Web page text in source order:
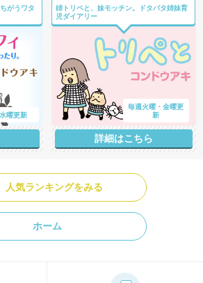
がうワタ
曜更新
姉トリペと、妹モッチン。ドタバタ姉妹育
児ダイアリー
毎週火曜・金曜更
新
詳細はこちら
人気ランキングをみる
ホーム